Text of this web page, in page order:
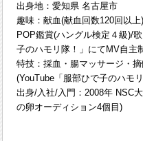
出身地：愛知県 名古屋市
趣味：献血(献血回数120回以
POP鑑賞(ハングル検定４級)/
子のハモリ隊！」にてMV自主
特技：採血・腸マッサージ・
(YouTube「服部ひで子のハモ
出身/入社/入門：2008年 NSC
の卵オーディション4個目)